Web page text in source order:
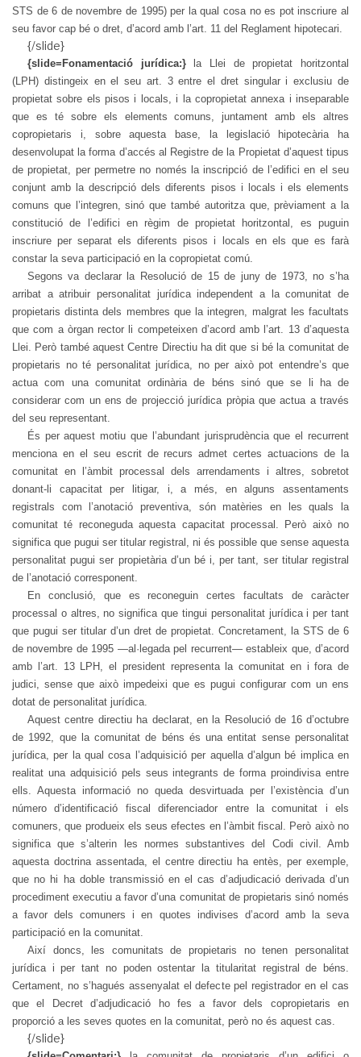
STS de 6 de novembre de 1995) per la qual cosa no es pot inscriure al
seu favor cap bé o dret, d’acord amb l’art. 11 del Reglament hipotecari.
{/slide}
{slide=Fonamentació jurídica:}la Llei de propietat horitzontal
(LPH) distingeix en el seu art. 3 entre el dret singular i exclusiu de
propietat sobre els pisos i locals, i la copropietat annexa i inseparable
que es té sobre els elements comuns, juntament amb els altres
copropietaris i, sobre aquesta base, la legislació hipotecària ha
desenvolupat la forma d’accés al Registre de la Propietat d’aquest tipus
de propietat, per permetre no només la inscripció de l’edifici en el seu
conjunt amb la descripció dels diferents pisos i locals i els elements
comuns que l’integren, sinó que també autoritza que, prèviament a la
constitució de l’edifici en règim de propietat horitzontal, es puguin
inscriure per separat els diferents pisos i locals en els que es farà
constar la seva participació en la copropietat comú.
Segons va declarar la Resolució de 15 de juny de 1973, no s’ha
arribat a atribuir personalitat jurídica independent a la comunitat de
propietaris distinta dels membres que la integren, malgrat les facultats
que com a òrgan rector li competeixen d’acord amb l’art. 13 d’aquesta
Llei. Però també aquest Centre Directiu ha dit que si bé la comunitat de
propietaris no té personalitat jurídica, no per això pot entendre’s que
actua com una comunitat ordinària de béns sinó que se li ha de
considerar com un ens de projecció jurídica pròpia que actua a través
del seu representant.
És per aquest motiu que l’abundant jurisprudència que el recurrent
menciona en el seu escrit de recurs admet certes actuacions de la
comunitat en l’àmbit processal dels arrendaments i altres, sobretot
donant-li capacitat per litigar, i, a més, en alguns assentaments
registrals com l’anotació preventiva, són matèries en les quals la
comunitat té reconeguda aquesta capacitat processal. Però això no
significa que pugui ser titular registral, ni és possible que sense aquesta
personalitat pugui ser propietària d’un bé i, per tant, ser titular registral
de l’anotació corresponent.
En conclusió, que es reconeguin certes facultats de caràcter
processal o altres, no significa que tingui personalitat jurídica i per tant
que pugui ser titular d’un dret de propietat. Concretament, la STS de 6
de novembre de 1995 —al·legada pel recurrent— estableix que, d’acord
amb l’art. 13 LPH, el president representa la comunitat en i fora de
judici, sense que això impedeixi que es pugui configurar com un ens
dotat de personalitat jurídica.
Aquest centre directiu ha declarat, en la Resolució de 16 d’octubre
de 1992, que la comunitat de béns és una entitat sense personalitat
jurídica, per la qual cosa l’adquisició per aquella d’algun bé implica en
realitat una adquisició pels seus integrants de forma proindivisa entre
ells. Aquesta informació no queda desvirtuada per l’existència d’un
número d’identificació fiscal diferenciador entre la comunitat i els
comuners, que produeix els seus efectes en l’àmbit fiscal. Però això no
significa que s’alterin les normes substantives del Codi civil. Amb
aquesta doctrina assentada, el centre directiu ha entès, per exemple,
que no hi ha doble transmissió en el cas d’adjudicació derivada d’un
procediment executiu a favor d’una comunitat de propietaris sinó només
a favor dels comuners i en quotes indivises d’acord amb la seva
participació en la comunitat.
Així doncs, les comunitats de propietaris no tenen personalitat
jurídica i per tant no poden ostentar la titularitat registral de béns.
Certament, no s’hagués assenyalat el defecte pel registrador en el cas
que el Decret d’adjudicació ho fes a favor dels copropietaris en
proporció a les seves quotes en la comunitat, però no és aquest cas.
{/slide}